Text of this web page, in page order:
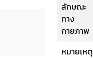
ลักษณะ
ทาง
กายภาพ
หมายเหตุ